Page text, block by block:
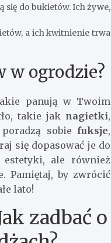
do bukietów. Ich żywe,
a ich kwitnienie trwa
w ogrodzie?
panują w Twoim
takie jak nagietki,
sobie fuksje,
się dopasować je do
ale również
Pamiętaj, by zwrócić
lato!
zadbać o